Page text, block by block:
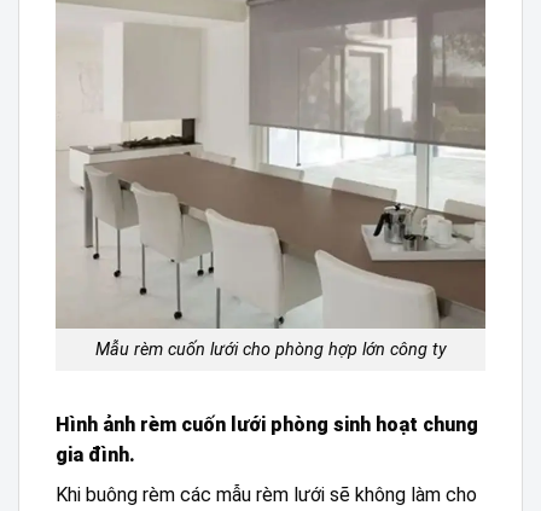
Mẫu rèm cuốn lưới cho phòng hợp lớn công ty
Hình ảnh rèm cuốn lưới phòng sinh hoạt chung
gia đình.
Khi buông rèm các mẫu rèm lưới sẽ không làm cho